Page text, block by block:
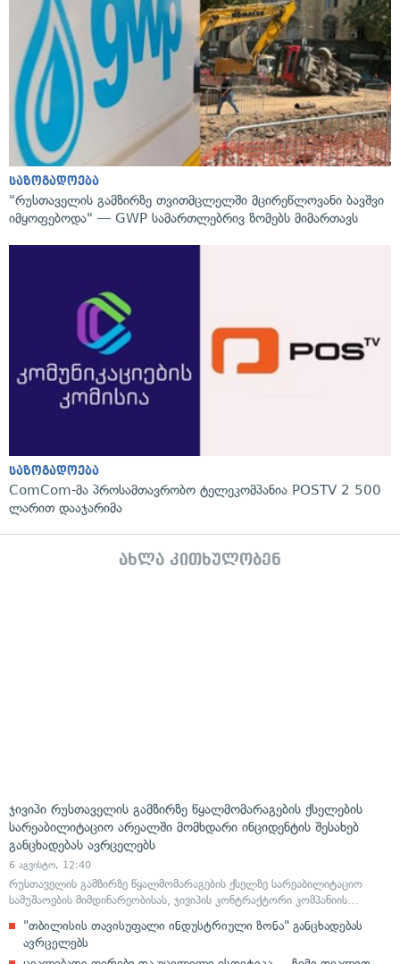
საზოგადოება
"რუსთაველის გამზირზე თვითმცლელში მცირეწლოვანი ბავშვი
იმყოფებოდა" — GWP სამართლებრივ ზომებს მიმართავს
საზოგადოება
ComCom-მა პროსამთავრობო ტელეკომპანია POSTV 2 500
ლარით დააჯარიმა
ახლა კითხულობენ
ჯივიპი რუსთაველის გამზირზე წყალმომარაგების ქსელების
სარეაბილიტაციო არეალში მომხდარი ინციდენტის შესახებ
განცხადებას ავრცელებს
6 აგვისტო, 12:40
რუსთაველის გამზირზე წყალმომარაგების ქსელზე სარეაბილიტაციო
სამუშაოების მიმდინარეობისას, ჯივიპის კონტრაქტორი კომპანიის…
"თბილისის თავისუფალი ინდუსტრიული ზონა" განცხადებას
ავრცელებს